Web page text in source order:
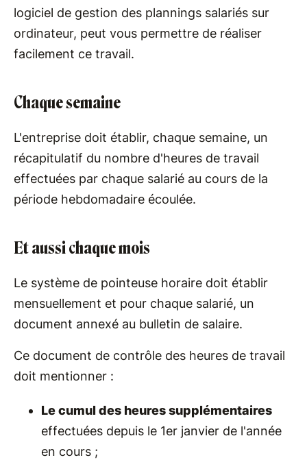
logiciel de gestion des plannings salariés sur
ordinateur, peut vous permettre de réaliser
facilement ce travail.
Chaque semaine
L'entreprise doit établir, chaque semaine, un
récapitulatif du nombre d'heures de travail
effectuées par chaque salarié au cours de la
période hebdomadaire écoulée.
Et aussi chaque mois
Le système de pointeuse horaire doit établir
mensuellement et pour chaque salarié, un
document annexé au bulletin de salaire.
Ce document de contrôle des heures de travail
doit mentionner :
Le cumul des heures supplémentaires
effectuées depuis le 1er janvier de l'année
en cours ;